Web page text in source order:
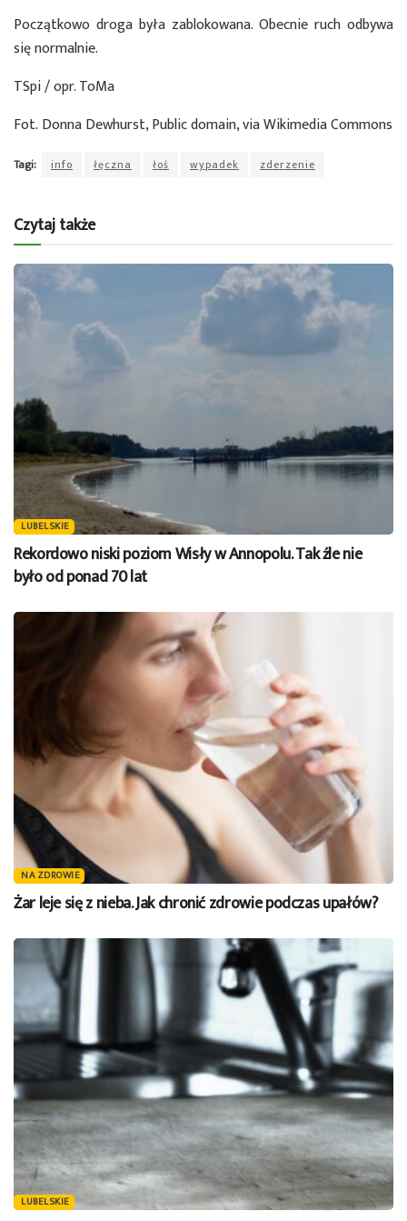
Początkowo droga była zablokowana. Obecnie ruch odbywa
się normalnie.
TSpi / opr. ToMa
Fot. Donna Dewhurst, Public domain, via Wikimedia Commons
Tagi: info łęczna łoś wypadek zderzenie
Czytaj także
LUBELSKIE
Rekordowo niski poziom Wisły w Annopolu. Tak źle nie
było od ponad 70 lat
NA ZDROWIE
Żar leje się z nieba. Jak chronić zdrowie podczas upałów?
LUBELSKIE